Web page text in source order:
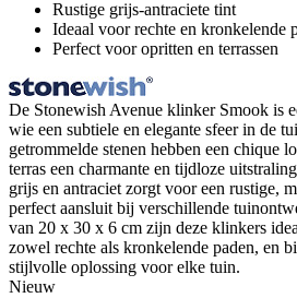
Rustige grijs-antraciete tint
Ideaal voor rechte en kronkelende
Perfect voor opritten en terrassen
De Stonewish Avenue klinker Smook is
wie een subtiele en elegante sfeer in de
getrommelde stenen hebben een chique
terras een charmante en tijdloze
grijs en antraciet zorgt voor een rustige,
perfect aansluit bij verschillende
van 20 x 30 x 6 cm zijn deze klinkers
zowel rechte als kronkelende paden, en
stijlvolle oplossing voor elke tuin.
Nieuw